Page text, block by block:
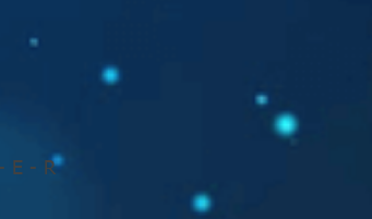
E - R